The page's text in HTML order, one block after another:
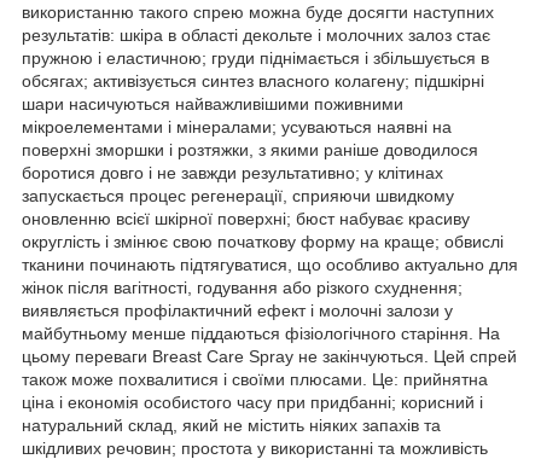
використанню такого спрею можна буде досягти наступних
результатів: шкіра в області декольте і молочних залоз стає
пружною і еластичною; груди піднімається і збільшується в
обсягах; активізується синтез власного колагену; підшкірні
шари насичуються найважливішими поживними
мікроелементами і мінералами; усуваються наявні на
поверхні зморшки і розтяжки, з якими раніше доводилося
боротися довго і не завжди результативно; у клітинах
запускається процес регенерації, сприяючи швидкому
оновленню всієї шкірної поверхні; бюст набуває красиву
округлість і змінює свою початкову форму на краще; обвислі
тканини починають підтягуватися, що особливо актуально для
жінок після вагітності, годування або різкого схуднення;
виявляється профілактичний ефект і молочні залози у
майбутньому менше піддаються фізіологічного старіння. На
цьому переваги Breast Care Spray не закінчуються. Цей спрей
також може похвалитися і своїми плюсами. Це: прийнятна
ціна і економія особистого часу при придбанні; корисний і
натуральний склад, який не містить ніяких запахів та
шкідливих речовин; простота у використанні та можливість